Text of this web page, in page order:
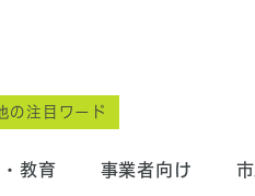
の注目ワード
教育 事業者向け